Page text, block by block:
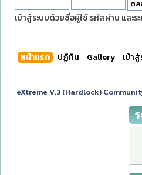
เข้าสู่ระบบด้วยชื่อผู้ใช้ รหัสผ่าน และระ
หน้าแรก ปฏิทิน Gallery เข้า
eXtreme V.3 (Hardlock)